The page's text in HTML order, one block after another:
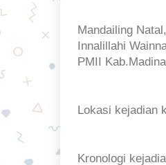
Mandailing
Innalillahi
PMII
Lokasi kejadian
Kronologi